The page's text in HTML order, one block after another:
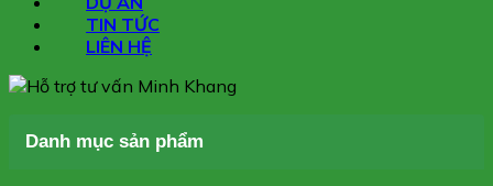
TIN TỨC
LIÊN HỆ
Danh mục sản phẩm